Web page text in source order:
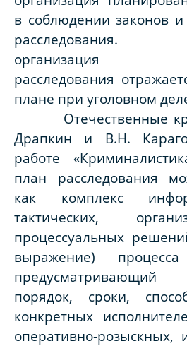
в соблюдении законов и
расследования.
организация
расследования
плане при уголовном
Отечественные
Драпкин и В.Н.
работе
план расследования
как комплекс
тактических,
процессуальных
выражение)
порядок, сроки,
конкретных
оперативно-